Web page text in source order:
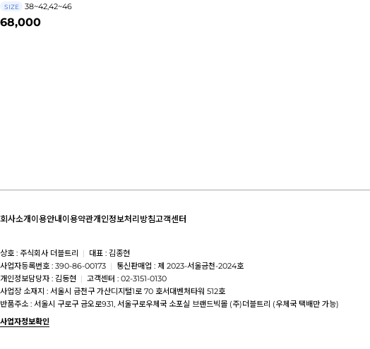
SIZE 38~42,42~46
68,000
회사소개 이용안내 이용약관개인정보처리방침고객센터
상호 : 주식회사 더블트리 | 대표 : 김종현
사업자등록번호 : 390-86-00173 | 통신판매업 : 제 2023-서울금천-2024호
개인정보담당자 : 김동현 | 고객센터 : 02-3151-0130
사업장 소재지 : 서울시 금천구 가산디지털1로 70 호서대벤처타워 512호
반품주소 : 서울시 구로구 금오로931, 서울구로우체국 소포실 브랜드빅몰 (주)더블트리 (우체국 택배만 가능)
사업자정보확인